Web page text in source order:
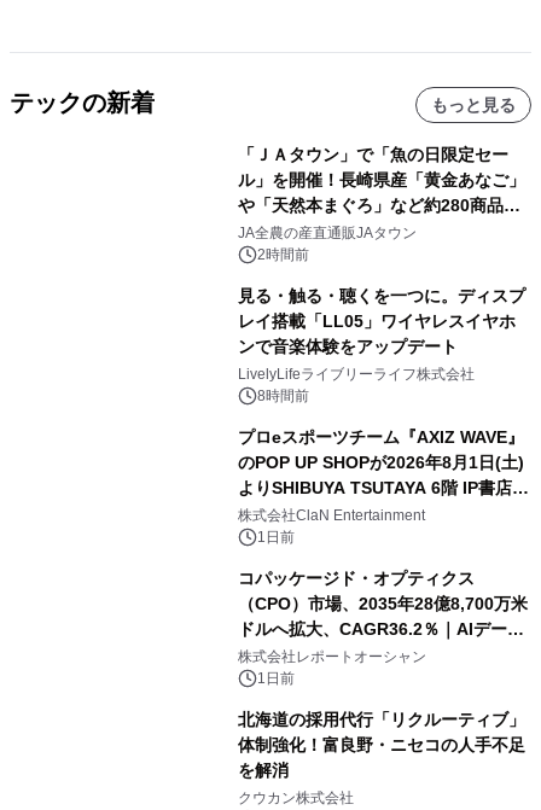
テックの新着 もっと見る
「ＪＡタウン」で「魚の日限定セー
ル」を開催！長崎県産「黄金あなご」
や「天然本まぐろ」など約280商品を
販売！～毎月１０日の定例企画～
JA全農の産直通販JAタウン
2時間前
見る・触る・聴くを一つに。ディスプ
レイ搭載「LL05」ワイヤレスイヤホ
ンで音楽体験をアップデート
LivelyLifeライブリーライフ株式会社
8時間前
プロeスポーツチーム『AXIZ WAVE』
のPOP UP SHOPが2026年8月1日(土)
よりSHIBUYA TSUTAYA 6階 IP書店で
開催決定！！
株式会社ClaN Entertainment
1日前
コパッケージド・オプティクス
（CPO）市場、2035年28億8,700万米
ドルへ拡大、CAGR36.2％｜AIデータ
センター・高速光通信需要が成長を加
速
株式会社レポートオーシャン
1日前
北海道の採用代行「リクルーティブ」
体制強化！富良野・ニセコの人手不足
を解消
クウカン株式会社